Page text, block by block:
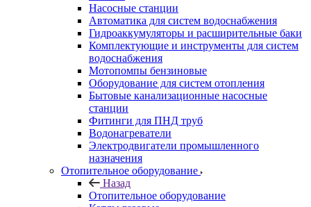
Насосные станции
Автоматика для систем водоснабжения
Гидроаккумуляторы и расширительные баки
Комплектующие и инструменты для систем
водоснабжения
Мотопомпы бензиновые
Оборудование для систем отопления
Бытовые канализационные насосные
станции
Фитинги для ПНД труб
Водонагреватели
Электродвигатели промышленного
назначения
Отопительное оборудование
Назад
Отопительное оборудование